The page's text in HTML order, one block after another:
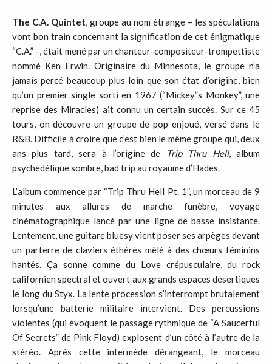
The C.A. Quintet, groupe au nom étrange – les spéculations
vont bon train concernant la signification de cet énigmatique
“C.A.” –, était mené par un chanteur-compositeur-trompettiste
nommé Ken Erwin. Originaire du Minnesota, le groupe n’a
jamais percé beaucoup plus loin que son état d’origine, bien
qu’un premier single sorti en 1967 (“Mickey”s Monkey”, une
reprise des Miracles) ait connu un certain succès. Sur ce 45
tours, on découvre un groupe de pop enjoué, versé dans le
R&B. Difficile à croire que c’est bien le même groupe qui, deux
ans plus tard, sera à l’origine de
Trip Thru Hell, album
psychédélique sombre, bad trip au royaume d’Hades.
L’album commence par “Trip Thru Hell Pt. 1”, un morceau de 9
minutes aux allures de marche funèbre, voyage
cinématographique lancé par une ligne de basse insistante.
Lentement, une guitare bluesy vient poser ses arpèges devant
un parterre de claviers éthérés mêlé à des chœurs féminins
hantés. Ça sonne comme du Love crépusculaire, du rock
californien spectral et ouvert aux grands espaces désertiques
le long du Styx. La lente procession s’interrompt brutalement
lorsqu’une batterie militaire intervient. Des percussions
violentes (qui évoquent le passage rythmique de “A Saucerful
Of Secrets” de Pink Floyd) explosent d’un côté à l’autre de la
stéréo. Après cette intermède dérangeant, le morceau